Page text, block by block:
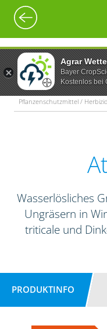
Agrar
Bayer
Kostenlos bei
Pflanzenschutzmittel /
Wasserlösliches
Ungräsern in
triticale und
PRODUKTINFO